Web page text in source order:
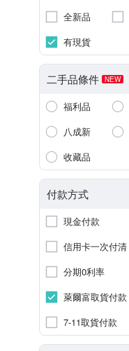
全新品
有現貨
二手品條件 NEW
福利品
八成新
收藏品
付款方式
現金付款
信用卡一次付清
分期0利率
萊爾富取貨付款
7-11取貨付款